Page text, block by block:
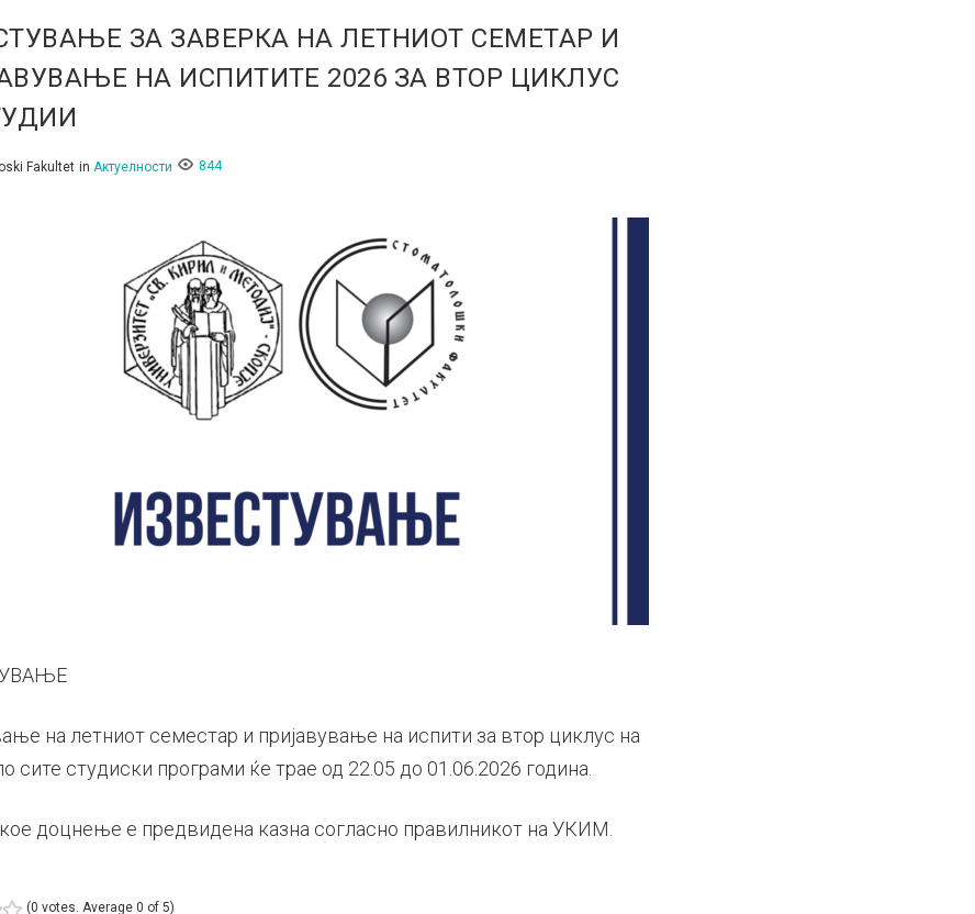
ЗА ЗАВЕРКА НА ЛЕТНИОТ СЕМЕТАР И
НА ИСПИТИТЕ 2026 ЗА ВТОР ЦИКЛУС
Fakultet in Актуелности 844
на летниот семестар и пријавување на испити за втор циклус на
сите студиски програми ќе трае од 22.05 до 01.06.2026 година.
доцнење е предвидена казна согласно правилникот на УКИМ.
(0 votes. Average 0 of 5)